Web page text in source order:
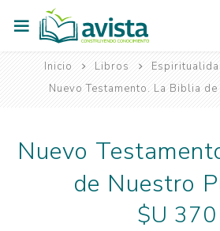
Inicio Libros
Nuevo Testamento. La Biblia
Nuevo
de Nuestro
$U 370